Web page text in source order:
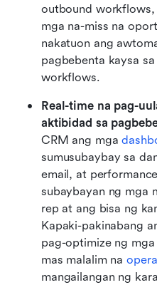
outbound workflows,
mga na-miss na
nakatuon ang
pagbebenta kaysa
workflows.
Real-time na pag-
aktibidad sa
CRM ang mga
sumusubaybay sa
email, at
subaybayan ng mga
rep at ang bisa ng
Kapaki-pakinabang
pag-optimize ng
mas malalim na
mangailangan ng